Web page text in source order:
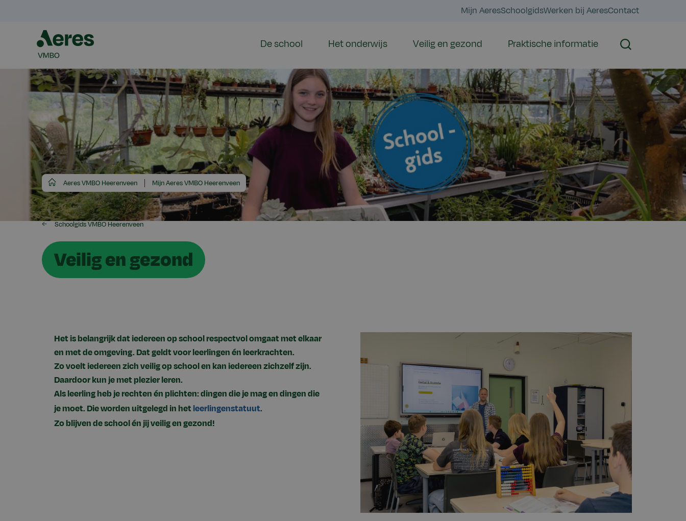
Mijn AeresSchoolgidsWerken bij AeresContact
De school Het onderwijs Veilig en gezond Praktische informatie Zoeken
Aeres
VMBO
Aeres VMBO Heerenveen Mijn Aeres VMBO Heerenveen
Schoolgids VMBO Heerenveen
Veilig en gezond
Het is belangrijk dat iedereen op school respectvol omgaat met elkaar
en met de omgeving. Dat geldt voor leerlingen én leerkrachten.
Zo voelt iedereen zich veilig op school en kan iedereen zichzelf zijn.
Daardoor kun je met plezier leren.
Als leerling heb je rechten én plichten: dingen die je mag en dingen die
je moet. Die worden uitgelegd in het leerlingenstatuut.
Zo blijven de school én jij veilig en gezond!